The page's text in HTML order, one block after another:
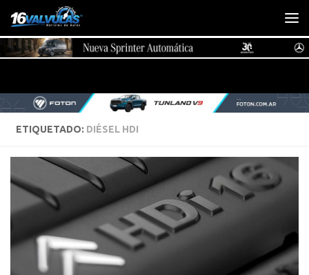
Saltar al contenido
ETIQUETADO: DIÉSEL HDI